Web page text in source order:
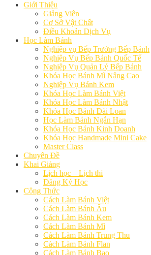
Giới Thiệu
Giảng Viên
Cơ Sở Vật Chất
Điều Khoản Dịch Vụ
Học Làm Bánh
Nghiệp vụ Bếp Trưởng Bếp Bánh
Nghiệp Vụ Bếp Bánh Quốc Tế
Nghiệp Vụ Quản Lý Bếp Bánh
Khóa Học Bánh Mì Nâng Cao
Nghiệp Vụ Bánh Kem
Khóa Học Làm Bánh Việt
Khóa Học Làm Bánh Nhật
Khóa Học Bánh Đài Loan
Học Làm Bánh Ngắn Hạn
Khóa Học Bánh Kinh Doanh
Khóa Học Handmade Mini Cake
Master Class
Chuyên Đề
Khai Giảng
Lịch học – Lịch thi
Đăng Ký Học
Công Thức
Cách Làm Bánh Việt
Cách Làm Bánh Âu
Cách Làm Bánh Kem
Cách Làm Bánh Mì
Cách Làm Bánh Trung Thu
Cách Làm Bánh Flan
Cách Làm Bánh Bao